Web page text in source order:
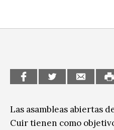
Música / Sonido
Radio / Podcast
Las asambleas abiertas
Cuir tienen como